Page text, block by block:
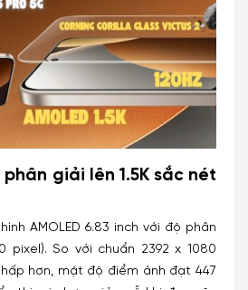
giải lên 1.5K sắc nét
AMOLED 6.83 inch với độ phân
pixel). So với chuẩn 2392 x 1080
hơn, mật độ điểm ảnh đạt 447